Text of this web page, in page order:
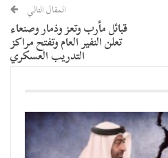
المقال التالي
قبائل مأرب وتعز وذمار وصنعاء
تعلن النفير العام وتفتح مراكز
التدريب العسكري